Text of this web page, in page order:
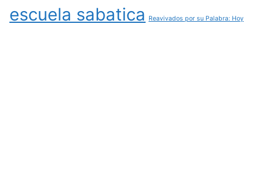
escuela sabatica
Reavivados por su Palabra: Hoy